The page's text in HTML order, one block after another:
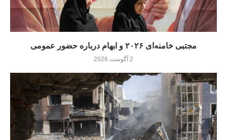
مجتبی خامنه‌ای ۲۰۲۶ و ابهام درباره حضور عمومی
2 آگوست 2026